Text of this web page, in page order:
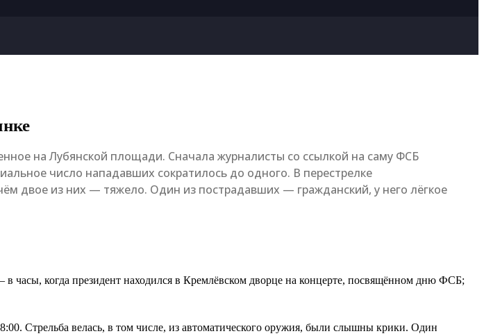
на Лубянской площади. Сначала журналисты со ссылкой на саму ФСБ
число нападавших сократилось до одного. В перестрелке
двое из них — тяжело. Один из пострадавших — гражданский, у него лёгкое
когда президент находился в Кремлёвском дворце на концерте, посвящённом дню ФСБ;
Стрельба велась, в том числе, из автоматического оружия, были слышны крики. Один